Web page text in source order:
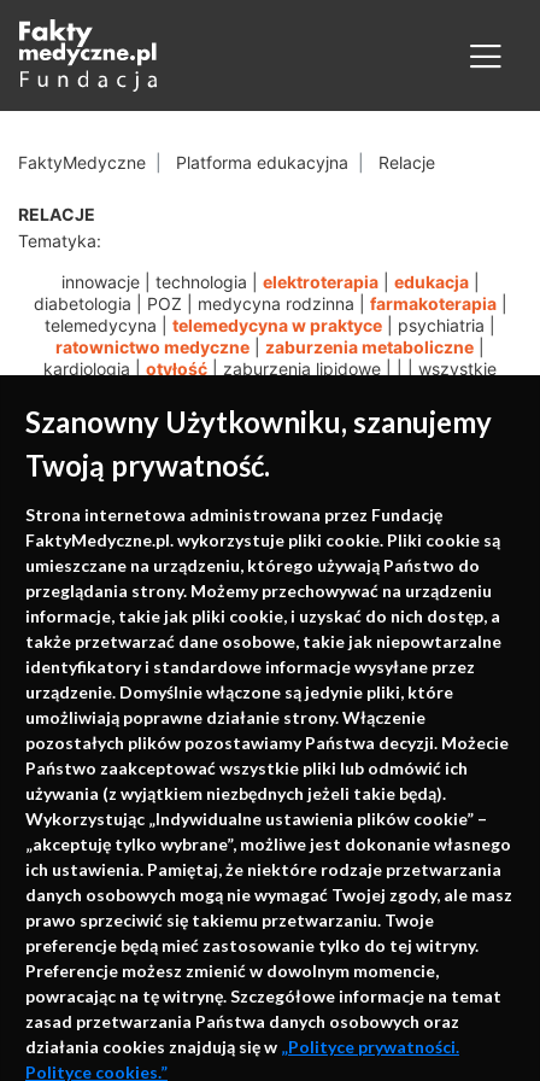
Szanowny Użytkowniku, szanujemy
Twoją prywatność.
Strona internetowa administrowana przez Fundację
FaktyMedyczne.pl. wykorzystuje pliki cookie. Pliki cookie są
umieszczane na urządzeniu, którego używają Państwo do
przeglądania strony. Możemy przechowywać na urządzeniu
informacje, takie jak pliki cookie, i uzyskać do nich dostęp, a
także przetwarzać dane osobowe, takie jak niepowtarzalne
identyfikatory i standardowe informacje wysyłane przez
urządzenie. Domyślnie włączone są jedynie pliki, które
umożliwiają poprawne działanie strony. Włączenie
pozostałych plików pozostawiamy Państwa decyzji. Możecie
Państwo zaakceptować wszystkie pliki lub odmówić ich
używania (z wyjątkiem niezbędnych jeżeli takie będą).
Wykorzystując „Indywidualne ustawienia plików cookie” –
„akceptuję tylko wybrane”, możliwe jest dokonanie własnego
ich ustawienia. Pamiętaj, że niektóre rodzaje przetwarzania
danych osobowych mogą nie wymagać Twojej zgody, ale masz
prawo sprzeciwić się takiemu przetwarzaniu. Twoje
preferencje będą mieć zastosowanie tylko do tej witryny.
Preferencje możesz zmienić w dowolnym momencie,
powracając na tę witrynę. Szczegółowe informacje na temat
zasad przetwarzania Państwa danych osobowych oraz
działania cookies znajdują się w „Polityce prywatności.
Polityce cookies.”
FaktyMedyczne Platforma edukacyjna Relacje
RELACJE
Tematyka:
innowacje| technologia elektroterapia| edukacja|
diabetologia
POZ medycyna rodzinna farmakoterapia|
telemedycyna
telemedycyna w praktyce psychiatria
ratownictwo medyczne
zaburzenia metaboliczne
kardiologia
otyłość zaburzenia lipidowe wszystkie
Medycyna oparta na
faktach
Konferencje, szkolenia, e-learning, wydawnictwo
Napisz do nas
info@faktymedyczne.pl
ul. Towarowa 2
43-460 Wisła
Redakcja medyczna:
ul. Wolności 338b